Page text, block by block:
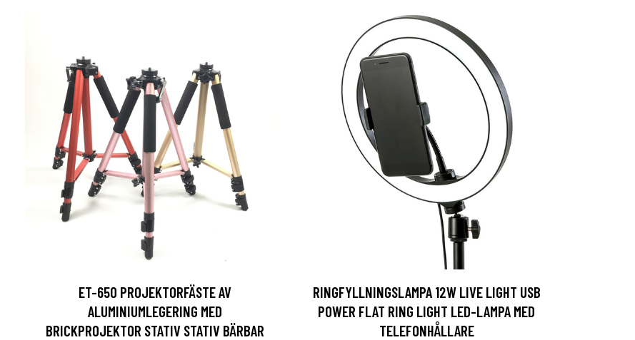
ET-650 PROJEKTORFÄSTE AV
ALUMINIUMLEGERING MED
BRICKPROJEKTOR STATIV STATIV BÄRBAR
RINGFYLLNINGSLAMPA 12W LIVE LIGHT USB
POWER FLAT RING LIGHT LED-LAMPA MED
TELEFONHÅLLARE